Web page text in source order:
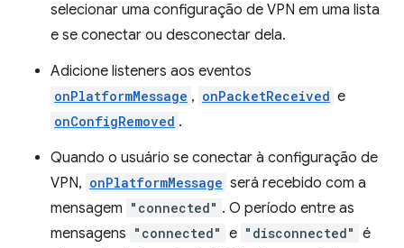
selecionar uma configuração de VPN em uma lista
e se conectar ou desconectar dela.
Adicione listeners aos eventos
onPlatformMessage , onPacketReceived e
onConfigRemoved .
Quando o usuário se conectar à configuração de
VPN, onPlatformMessage será recebido com a
mensagem "connected" . O período entre as
mensagens "connected" e "disconnected" é